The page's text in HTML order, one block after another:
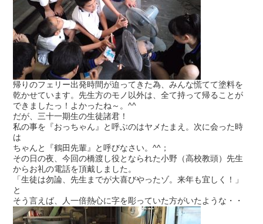
帰りのフェリー出発時間が迫ってきた為、みんな慌てて塗料を
乾かせています。先生方のモノ以外は、全て持って帰ることが
できましたっ！よかったね～。^^
だが、三十一期生の生徒諸君！
私の事を『おっちゃん』と呼ぶのはヤメたまえ。次に会った時
は
ちゃんと『鶴田先輩』と呼びなさい。^^；
その日の夜、今回の橋渡し役となられた小野（高校教頭）先生
からお礼の電話を頂戴しました。
「生徒は勿論、先生までが大喜びやったゾ。来年も宜しく！」
と
そう言えば、人一倍熱心に字を彫っていた方がいたような・・